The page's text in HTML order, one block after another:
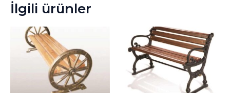
İlgili ürünler